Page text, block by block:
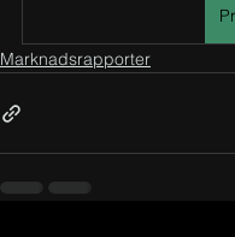
Marknadsrapporter